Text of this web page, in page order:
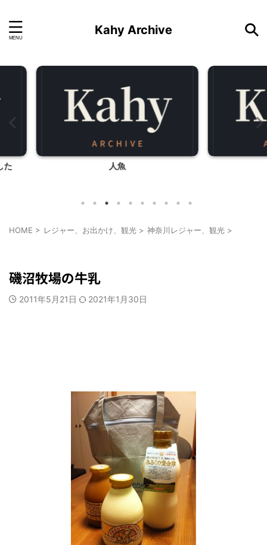
Kahy Archive
家庭訪問
HOME > レジャー、お出かけ、観光 > 神奈川レジャー、観光 >
磯沼牧場の牛乳
2011年5月21日 2021年1月30日